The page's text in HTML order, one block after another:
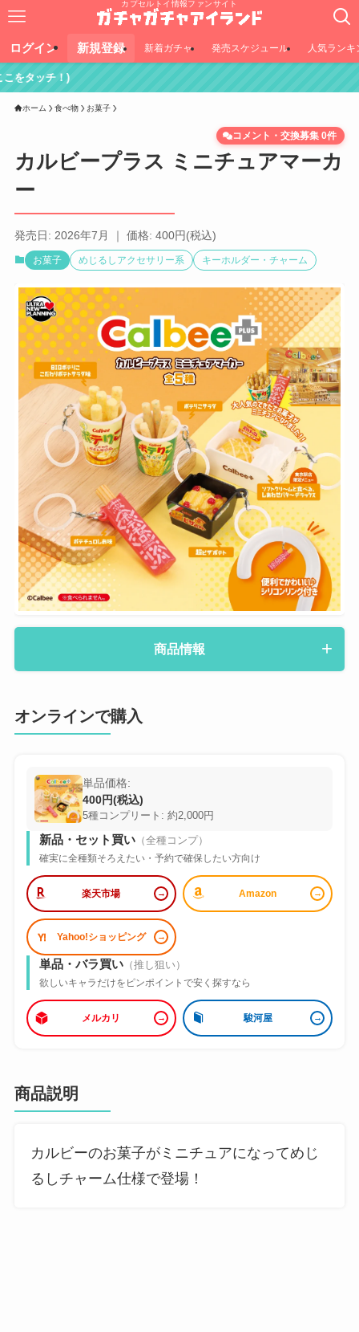
カプセルトイ情報ファンサイト
ログイン 新規登録 新着ガチャ 発売スケジュール 人気ランキ
ホーム 食べ物 お菓子
カルビープラス ミニチュアマーカ
ー
コメント・交換募集 0件
発売日: 2026年7月 ｜ 価格: 400円(税込)
お菓子 めじるしアクセサリー系 キーホルダー・チャーム
商品情報
オンラインで購入
単品価格:
400円(税込)
5種コンプリート: 約2,000円
新品・セット買い（全種コンプ）
確実に全種類そろえたい・予約で確保したい方向け
楽天市場 Amazon
Yahoo!ショッピング
単品・バラ買い（推し狙い）
欲しいキャラだけをピンポイントで安く探すなら
メルカリ 駿河屋
商品説明
カルビーのお菓子がミニチュアになってめじ
るしチャーム仕様で登場！